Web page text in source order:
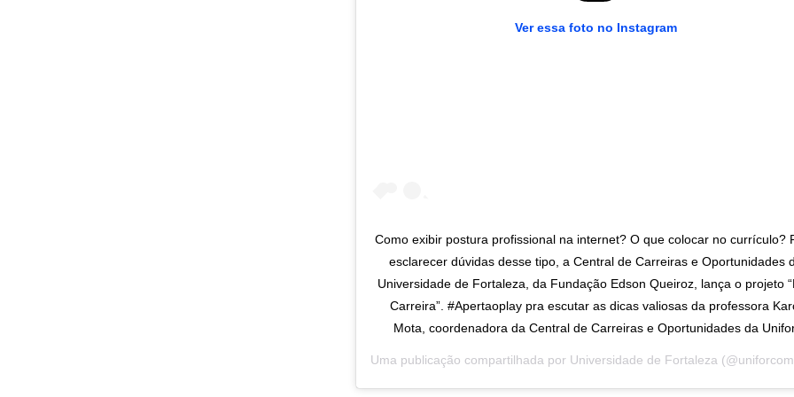
Ver essa foto no Instagram
Como exibir postura profissional na internet? O que colocar no currículo?
esclarecer dúvidas desse tipo, a Central de Carreiras e Oportunidades
Universidade de Fortaleza, da Fundação Edson Queiroz, lança o projeto
Carreira”. #Apertaoplay pra escutar as dicas valiosas da professora
Mota, coordenadora da Central de Carreiras e Oportunidades da
Uma publicação compartilhada por Universidade de Fortaleza